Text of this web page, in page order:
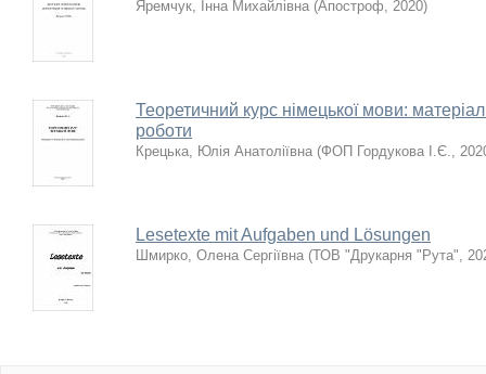
Яремчук, Інна Михайлівна (Апостроф, 2020)
Теоретичний курс німецької мови:
роботи
Крецька, Юлія Анатоліївна (ФОП Гордукова І.Є.,
Lesetexte mit Aufgaben und Lösungen
Шмирко, Олена Сергіївна (ТОВ "Друкарня "Рута",